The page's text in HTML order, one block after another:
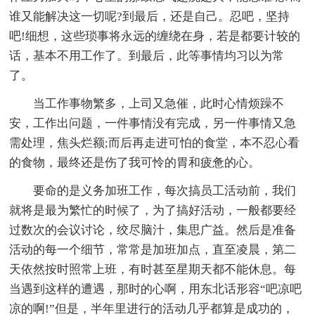
谁又能解决这一切呢?到最后，还是自己。忍吧，坚持
吧!细想，这些琐事将永远的缠绕在身，若是都要计较的
话，基本不用工作了。到最后，此等事情均习以为常
了。
当工作事物繁多，上司又急催，此时心情烦躁不
安，工作出问题，一件事情没有完成，另一件事情又急
需处理，焦头烂额;而后再走进可怕的食堂，本不忍心看
的食物，最终还是伤了我可怜的胃和疲惫的心。
要命的是义务加班工作，每次搞员工活动前，我们
就将是最为繁忙的时候了，为了搞好活动，一般都要经
过数次的会议讨论，绞尽脑汁，集思广益。然后是准备
活动的每一个细节，常常是加班加点，直至凌晨，第二
天依然按时照常上班，有时甚至星期天都不能休息。每
当遇到这样的遭遇，那时的心啊，用东北话形容“吧凉吧
凉的啊!”但是，半年里进行的活动几乎都算是成功的，